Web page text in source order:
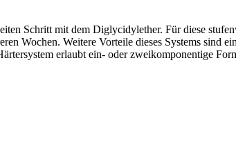
Schritt mit dem Diglycidylether. Für diese
Wochen. Weitere Vorteile dieses Systems sind
erlaubt ein- oder zweikomponentige